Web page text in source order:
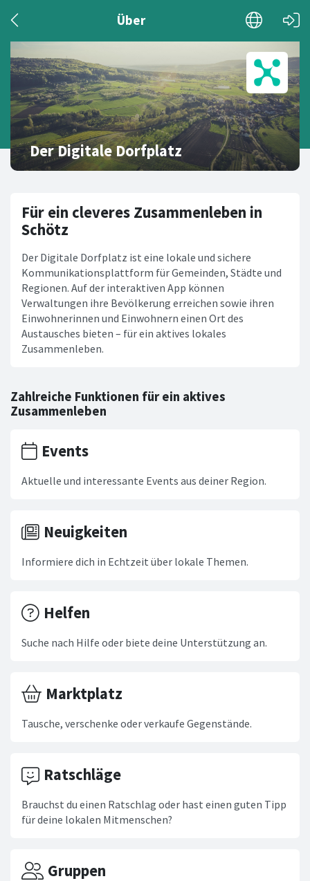
Über
Der Digitale Dorfplatz
Für ein cleveres Zusammenleben in
Schötz
Der Digitale Dorfplatz ist eine lokale und sichere
Kommunikationsplattform für Gemeinden, Städte und
Regionen. Auf der interaktiven App können
Verwaltungen ihre Bevölkerung erreichen sowie ihren
Einwohnerinnen und Einwohnern einen Ort des
Austausches bieten – für ein aktives lokales
Zusammenleben.
Zahlreiche Funktionen für ein aktives
Zusammenleben
Events
Aktuelle und interessante Events aus deiner Region.
Neuigkeiten
Informiere dich in Echtzeit über lokale Themen.
Helfen
Suche nach Hilfe oder biete deine Unterstützung an.
Marktplatz
Tausche, verschenke oder verkaufe Gegenstände.
Ratschläge
Brauchst du einen Ratschlag oder hast einen guten Tipp
für deine lokalen Mitmenschen?
Gruppen